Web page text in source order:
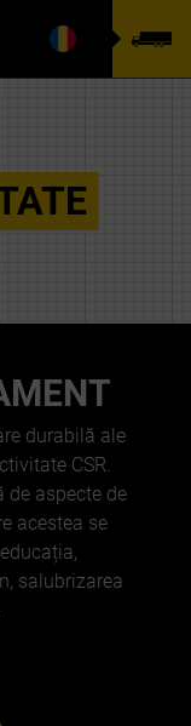
durabilă ale
CSR.
de aspecte de
acestea se
salubrizarea